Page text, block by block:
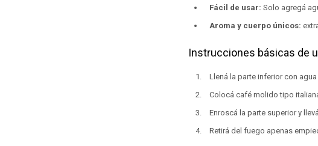
Fácil de usar: Solo agregá
Aroma y cuerpo únicos:
Instrucciones básicas de
Llená la parte inferior con
Colocá café molido tipo
Enroscá la parte superior y
Retirá del fuego apenas